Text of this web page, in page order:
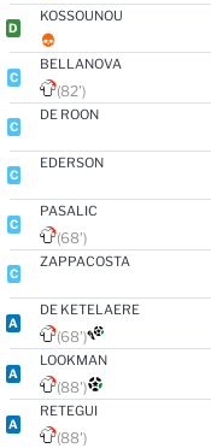
D
KOSSOUNOU
C
BELLANOVA
(82')
C
DE ROON
C
EDERSON
C
PASALIC
(68')
C
ZAPPACOSTA
A
DE KETELAERE
(68')
A
LOOKMAN
(88')
A
RETEGUI
(88')